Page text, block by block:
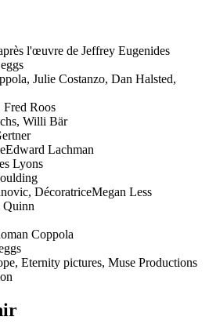
l'œuvre de Jeffrey Eugenides
Julie Costanzo, Dan Halsted,
Roos
Willi Bär
Edward Lachman
Lyons
DécoratriceMegan Less
Quinn
Coppola
Eternity pictures, Muse Productions